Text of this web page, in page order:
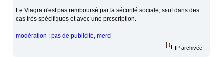
Le Viagra n'est pas remboursé par la sécurité sociale, sauf dans des
cas très spécifiques et avec une prescription.
modération : pas de publicité, merci
IP archivée